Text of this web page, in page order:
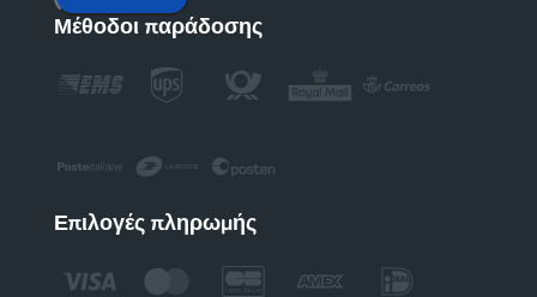
Μέθοδοι παράδοσης
Επιλογές πληρωμής